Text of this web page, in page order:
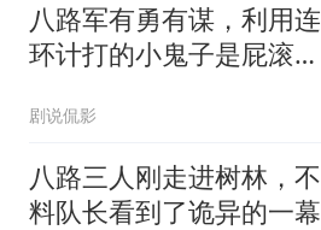
八路军有勇有谋，利用连
环计打的小鬼子是屁滚尿
剧说侃影
八路三人刚走进树林，不
料队长看到了诡异的一幕